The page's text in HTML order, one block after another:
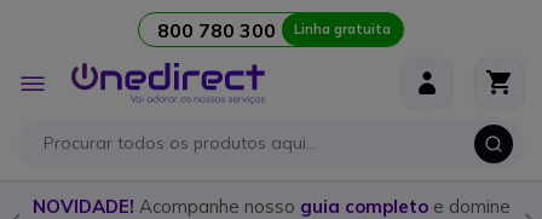
800 780 300 Linha gratuita
Alternar
Nav
NOVIDADE! Acompanhe nosso guia completoe domine